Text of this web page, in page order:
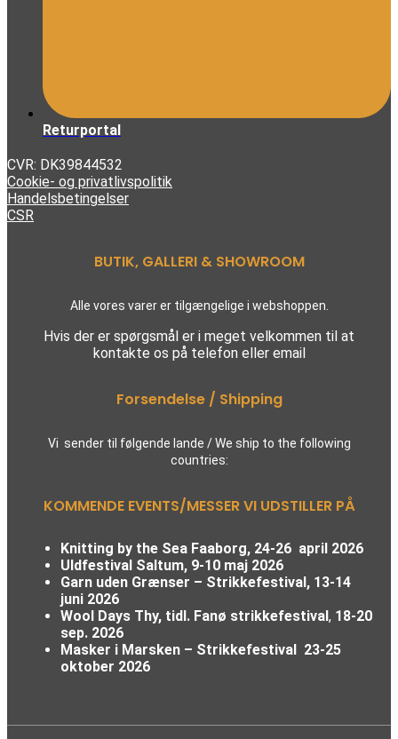
Returportal
CVR: DK39844532
Cookie- og privatlivspolitik
Handelsbetingelser
CSR
BUTIK, GALLERI & SHOWROOM
Alle vores varer er tilgængelige i webshoppen.
Hvis der er spørgsmål er i meget velkommen til at
kontakte os på telefon eller email
Forsendelse / Shipping
Vi sender til følgende lande / We ship to the following
countries:
KOMMENDE EVENTS/MESSER VI UDSTILLER PÅ
Knitting by the Sea Faaborg, 24-26 april 2026
Uldfestival Saltum, 9-10 maj 2026
Garn uden Grænser – Strikkefestival, 13-14
juni 2026
Wool Days Thy, tidl. Fanø strikkefestival , 18-20
sep. 2026
Masker i Marsken – Strikkefestival
23-25
oktober 2026